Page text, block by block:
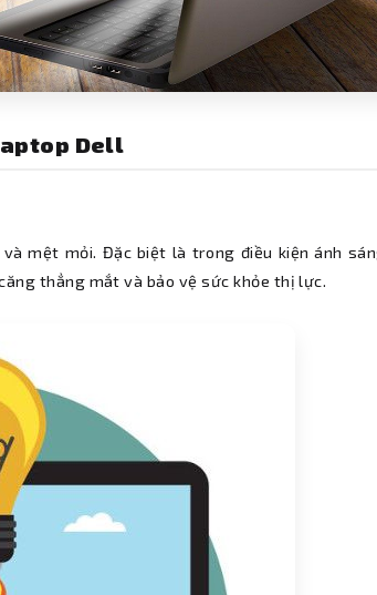
Dell
mệt mỏi. Đặc biệt là trong điều kiện ánh
thẳng mắt và bảo vệ sức khỏe thị lực.